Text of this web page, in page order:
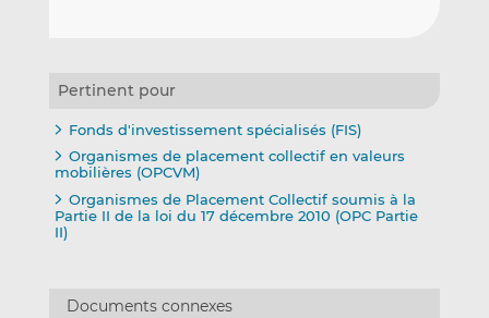
Pertinent pour
Fonds d'investissement spécialisés (FIS)
Organismes de placement collectif en valeurs
mobilières (OPCVM)
Organismes de Placement Collectif soumis à la
Partie II de la loi du 17 décembre 2010 (OPC Partie
II)
Documents connexes